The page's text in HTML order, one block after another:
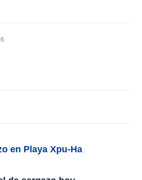
en Playa Xpu-Ha